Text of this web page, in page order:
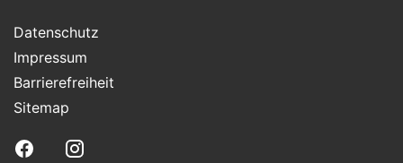
Datenschutz
Impressum
Barrierefreiheit
Sitemap